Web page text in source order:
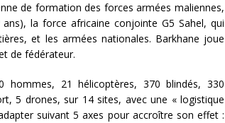
de formation des forces armées maliennes,
la force africaine conjointe G5 Sahel, qui
et les armées nationales. Barkhane joue
de fédérateur.
hommes, 21 hélicoptères, 370 blindés, 330
5 drones, sur 14 sites, avec une « logistique
suivant 5 axes pour accroître son effet :